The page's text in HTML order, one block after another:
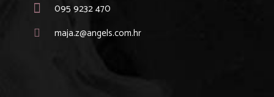
095 9232 470
maja.z@angels.com.hr